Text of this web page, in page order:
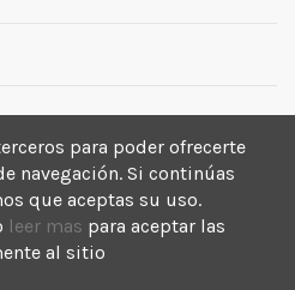
para poder ofrecerte
navegación. Si continúas
que aceptas su uso.
leer mas para aceptar las
al sitio